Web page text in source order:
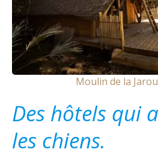
Moulin de la
Des hôtels qui
les chiens.